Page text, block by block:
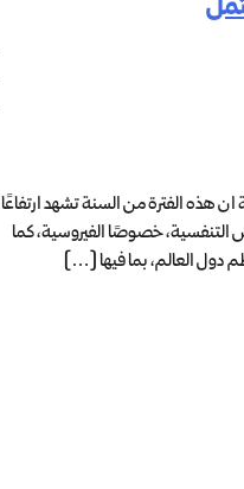
هذه الفترة من السنة تشهد ارتفاعًا
التنفسية، خصوصًا الفيروسية، كما
دول العالم، بما فيها […]